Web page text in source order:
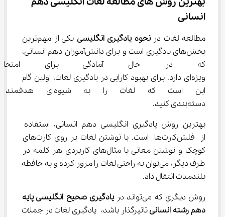
انسانی
مطالعه لغات در نحوه یادگیری انگلیسی
یکی از مهم‌ترین
بخش‌های یادگیری است و برای دانش‌آموزان دهم انسانی،
که در حال آمادگی برای
ویژه‌ای دارد. برای بهبود کارایی در یادگیری لغات، اولین گام
این است که لغات را به
دسته‌بندی کنید.
بهترین روش یادگیری انگلیسی دهم انسانی، استفاده
از فلش‌کارت‌ها است. با نوشتن لغات بر روی کارت‌های
کوچک و نوشتن معانی یا مثال‌های کاربردی هر کلمه در
طرف دیگر، می‌توان به راحتی لغات را مرور کرده و به حافظه
بلندمدت انتقال داد.
روش دیگری که می‌تواند در
یادگیری صحیح انگلیسی پایه
دهم رشته انسانی تاثیرگذار باشد، یادگیری لغات در جملات